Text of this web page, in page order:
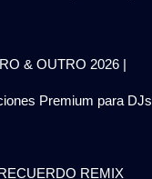
& OUTRO 2026 |
Premium para DJs
REMIX